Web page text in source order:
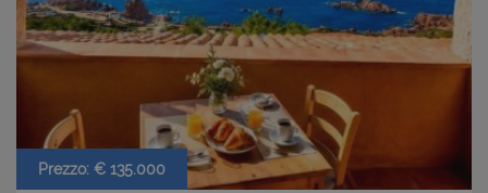
Prezzo: € 135.000